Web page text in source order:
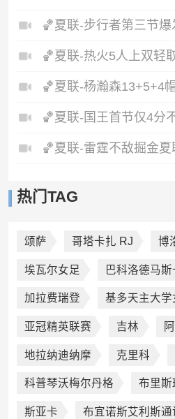
热门TAG
颂萨 哥塔卡扎 RJ 博
埃瓦尔女足 巴科洛德马斯
加拉费瑞登 基多天主大学
亚冠精英联赛 吉林
地拉纳迪纳摩 克里科
科普琴沃梅尔丹格 布里斯
斯亚卡 布宜诺斯艾利斯通